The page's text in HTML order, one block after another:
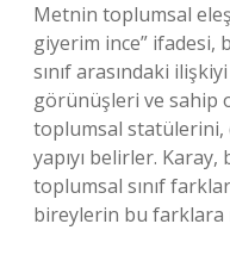
Metnin toplumsal
giyerim ince” ifadesi,
sınıf arasındaki
görünüşleri ve sahip
toplumsal statülerini,
yapıyı belirler.
toplumsal sınıf
bireylerin bu farklara